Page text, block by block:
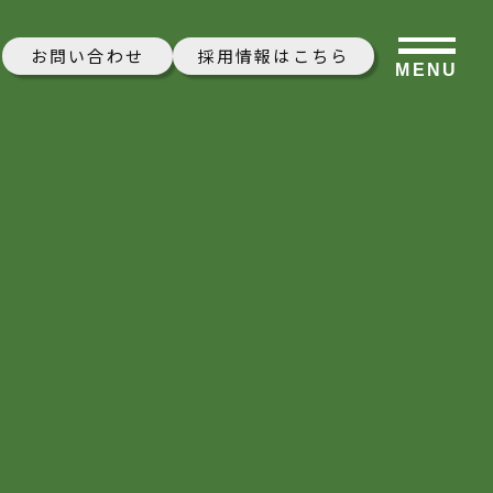
お問い合わせ 採用情報はこちら
MENU